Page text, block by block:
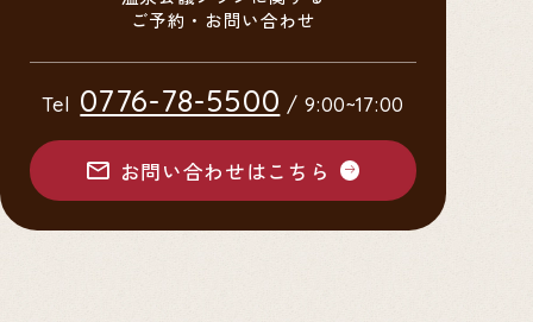
ご予約・お問い合わせ
Tel 0776-78-5500 / 9:00~17:00
お問い合わせはこちら